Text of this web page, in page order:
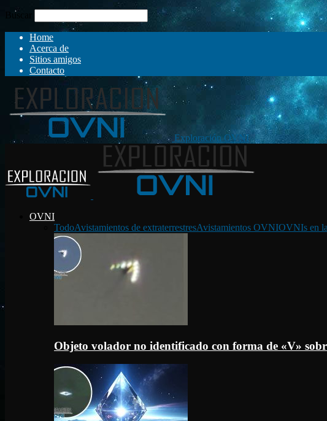
Buscar
Home
Acerca de
Sitios amigos
Contacto
Exploración OVNI
OVNI
TodoAvistamientos de extraterrestresAvistamientos OVNIOVNIs en
Objeto volador no identificado con forma de «V»